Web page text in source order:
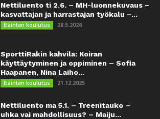
Nettiluento ti 2.6. – MH-luonnekuvaus –
kasvattajan ja harrastajan työkalu –...
Eläinten koulutus 28.5.2026
SporttiRakin kahvila: Koiran
käyttäytyminen ja oppiminen – Sofia
Haapanen, Nina Laiho...
Eläinten koulutus 21.12.2025
Nettiluento ma 5.1. – Treenitauko –
uhka vai mahdollisuus? – Maiju...